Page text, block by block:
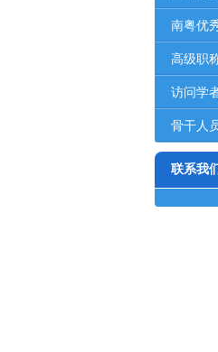
对...
南粤优
高级职
访问学
骨干人
联系我